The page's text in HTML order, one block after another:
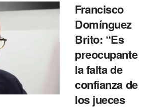
Francisco
Domínguez
Brito: “Es
preocupante
la falta de
confianza de
los jueces